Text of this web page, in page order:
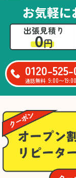
お気軽に
出張見積り
0円
0120-
通話無料 9:00〜19:00